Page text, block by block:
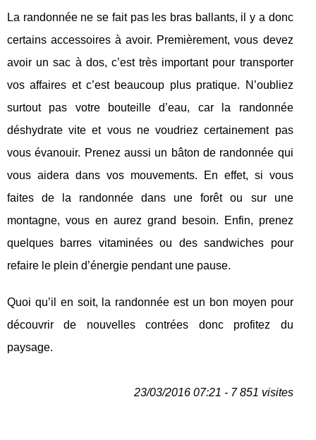
La randonnée ne se fait pas les bras ballants, il y a donc
certains accessoires à avoir. Premièrement, vous devez
avoir un sac à dos, c’est très important pour transporter
vos affaires et c’est beaucoup plus pratique. N’oubliez
surtout pas votre bouteille d’eau, car la randonnée
déshydrate vite et vous ne voudriez certainement pas
vous évanouir. Prenez aussi un bâton de randonnée qui
vous aidera dans vos mouvements. En effet, si vous
faites de la randonnée dans une forêt ou sur une
montagne, vous en aurez grand besoin. Enfin, prenez
quelques barres vitaminées ou des sandwiches pour
refaire le plein d’énergie pendant une pause.
Quoi qu’il en soit, la randonnée est un bon moyen pour
découvrir de nouvelles contrées donc profitez du
paysage.
23/03/2016 07:21 - 7 851 visites